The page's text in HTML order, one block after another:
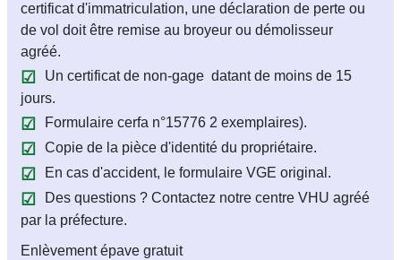
certificat d'immatriculation, une déclaration de perte ou
de vol doit être remise au broyeur ou démolisseur
agréé.
Un certificat de non-gage datant de moins de 15
jours.
Formulaire cerfa n°15776 2 exemplaires).
Copie de la pièce d'identité du propriétaire.
En cas d'accident, le formulaire VGE original.
Des questions ? Contactez notre centre VHU agréé
par la préfecture.
Enlèvement épave gratuit